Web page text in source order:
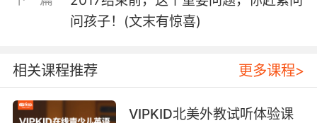
帕丁顿熊
(2014)
问孩子！(文末有惊喜)
相关课程推荐 更多课程>
VIPKID北美外教试听体验课